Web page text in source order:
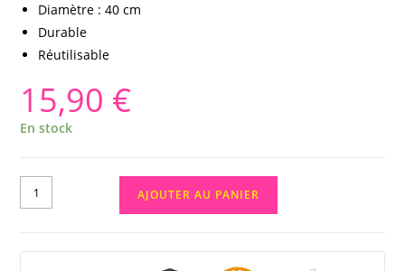
Diamètre : 40 cm
Durable
Réutilisable
15,90 €
En stock
AJOUTER AU PANIER